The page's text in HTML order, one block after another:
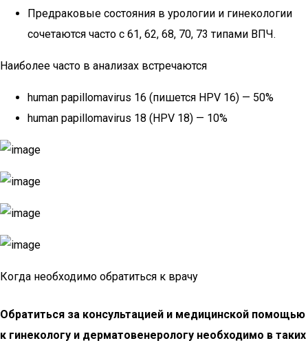
Предраковые состояния в урологии и гинекологии
сочетаются часто с 61, 62, 68, 70, 73 типами ВПЧ.
Наиболее часто в анализах встречаются
human papillomavirus 16 (пишется HPV 16) — 50%
human papillomavirus 18 (HPV 18) — 10%
Когда необходимо обратиться к врачу
Обратиться за консультацией и медицинской помощью
к гинекологу и дерматовенерологу необходимо в таких